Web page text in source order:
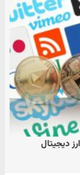
دیجیتال